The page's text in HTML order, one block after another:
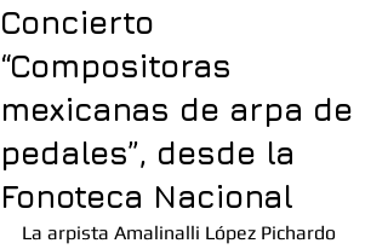
Concierto
“Compositoras
mexicanas de arpa de
pedales”, desde la
Fonoteca Nacional
La arpista Amalinalli López Pichardo